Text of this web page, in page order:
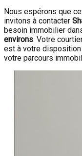
Nous espérons que
invitons à contacter
besoin immobilier
environs. Votre
est à votre disposition
votre parcours